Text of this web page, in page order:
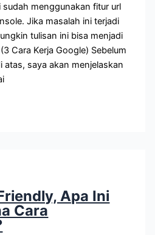
menggunakan fitur url
Jika masalah ini terjadi
tulisan ini bisa menjadi
Cara Kerja Google) Sebelum
atas, saya akan menjelaskan
Apa Ini
Cara